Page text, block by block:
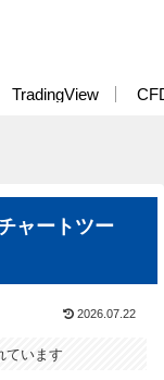
TradingView
ャートツー
2026.07.22
ています